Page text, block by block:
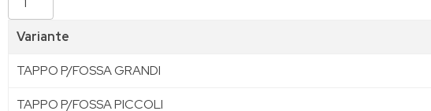
Variante
TAPPO P/FOSSA GRANDI
TAPPO P/FOSSA PICCOLI